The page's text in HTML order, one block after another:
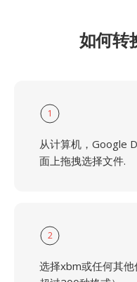
如何转
1
从计算机，Google
面上拖拽选择文件.
2
选择xbm或任何其